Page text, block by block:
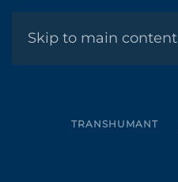
Skip to main content
TRANSHUMANT